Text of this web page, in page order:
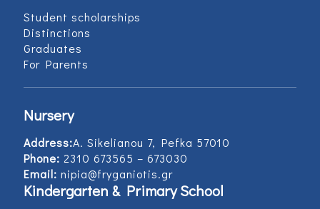
Student scholarships
Distinctions
Graduates
For Parents
Nursery
Address:Α. Sikelianou 7, Pefka 57010
Phone: 2310 673565 – 673030
Email: nipia@fryganiotis.gr
Kindergarten & Primary School